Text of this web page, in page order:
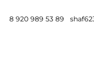
8 920 989 53 89